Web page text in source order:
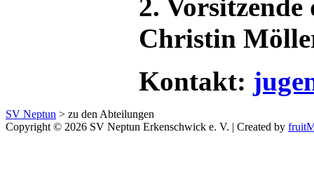
2.
Christin
Kontakt:
SV Neptun > zu den Abteilungen
Copyright © 2026 SV Neptun Erkenschwick e. V. | Created by